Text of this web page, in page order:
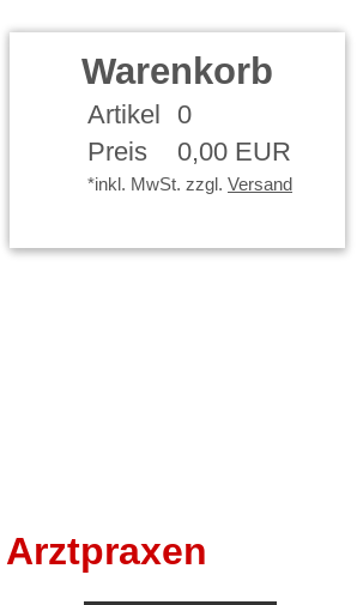
Warenkorb
Artikel
0
Preis
0,00 EUR
*inkl. MwSt. zzgl. Versand